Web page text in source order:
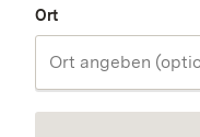
Ort